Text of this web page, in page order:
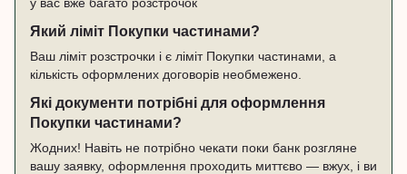
у вас вже багато розстрочок
Який ліміт Покупки частинами?
Ваш ліміт розстрочки і є ліміт Покупки частинами, а
кількість оформлених договорів необмежено.
Які документи потрібні для оформлення
Покупки частинами?
Жодних! Навіть не потрібно чекати поки банк розгляне
вашу заявку, оформлення проходить миттєво — вжух, і ви